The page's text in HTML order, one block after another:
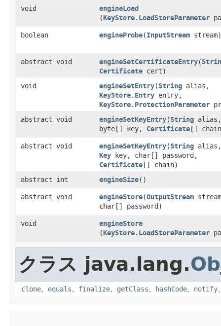
void
engineLoad
(KeyStore.LoadStoreParameter
boolean engineProbe​(InputStream stream)
abstract void engineSetCertificateEntry​(
Certificate cert)
void
engineSetEntry​(String alias,
KeyStore.Entry entry,
KeyStore.ProtectionParameter
abstract void
engineSetKeyEntry​(String alias,
byte[] key, Certificate []
abstract void engineSetKeyEntry​(String alias,
Key key, char[] password,
Certificate [] chain)
abstract int
engineSize()
abstract void engineStore​(OutputStream
char[] password)
void engineStore
(KeyStore.LoadStoreParameter
クラス java.lang.
clone、 equals、 finalize、 getClass、 hashCode、 notify